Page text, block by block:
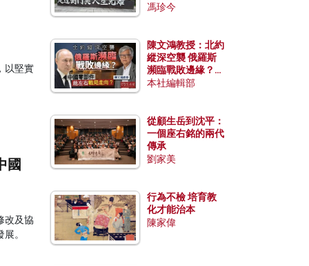
以堅實
國
改及協
。
馮珍今
陳文鴻教授：北約
縱深空襲 俄羅斯
瀕臨戰敗邊緣？中
國零部件能左右戰
本社編輯部
從顧生岳到沈平：
一個座右銘的兩代
傳承
劉家美
行為不檢 培育教
化才能治本
陳家偉